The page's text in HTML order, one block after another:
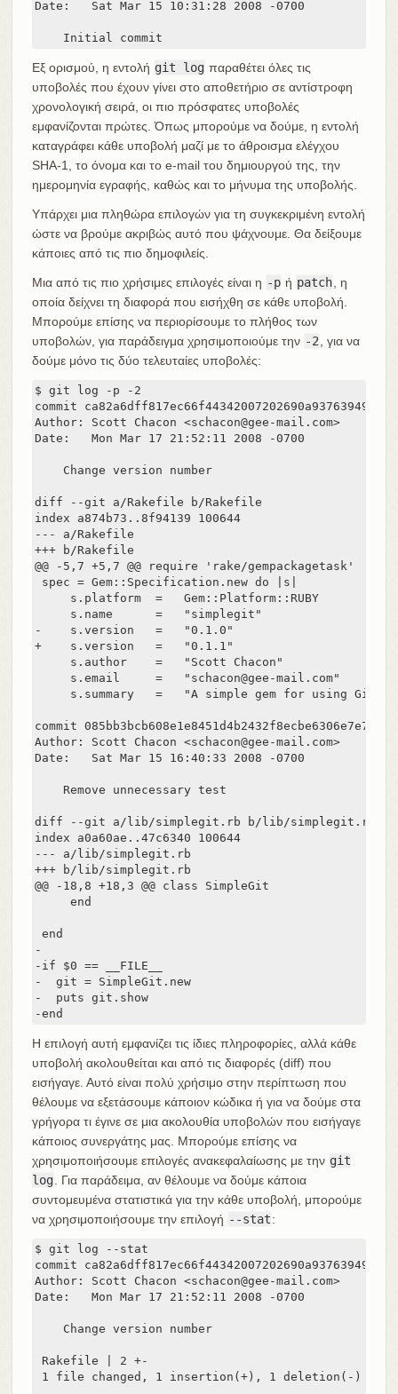
Date:   Sat Mar 15 10:31:28 2008 -0700
    Initial commit
Εξ ορισμού, η εντολή git log παραθέτει όλες τις
υποβολές που έχουν γίνει στο αποθετήριο σε αντίστροφη
χρονολογική σειρά, οι πιο πρόσφατες υποβολές
εμφανίζονται πρώτες. Όπως μπορούμε να δούμε, η εντολή
καταγράφει κάθε υποβολή μαζί με το άθροισμα ελέγχου
SHA-1, το όνομα και το e-mail του δημιουργού της, την
ημερομηνία εγραφής, καθώς και το μήνυμα της υποβολής.
Υπάρχει μια πληθώρα επιλογών για τη συγκεκριμένη εντολή
ώστε να βρούμε ακριβώς αυτό που ψάχνουμε. Θα δείξουμε
κάποιες από τις πιο δημοφιλείς.
Μια από τις πιο χρήσιμες επιλογές είναι η -p ή patch , η
οποία δείχνει τη διαφορά που εισήχθη σε κάθε υποβολή.
Μπορούμε επίσης να περιορίσουμε το πλήθος των
υποβολών, για παράδειγμα χρησιμοποιούμε την -2
, για να
δούμε μόνο τις δύο τελευταίες υποβολές:
$ git log -p -2
commit ca82a6dff817ec66f44342007202690a93763949
Author: Scott Chacon <schacon@gee-mail.com>
Date:   Mon Mar 17 21:52:11 2008 -0700
    Change version number
diff --git a/Rakefile b/Rakefile
index a874b73..8f94139 100644
--- a/Rakefile
+++ b/Rakefile
@@ -5,7 +5,7 @@ require 'rake/gempackagetask'
spec = Gem::Specification.new do |s|
     s.platform  =   Gem::Platform::RUBY
     s.name      =   "simplegit"
-    s.version   =   "0.1.0"
+    s.version   =   "0.1.1"
     s.author    =   "Scott Chacon"
     s.email     =   "schacon@gee-mail.com"
s.summary   =   "A simple gem for using Git
commit 085bb3bcb608e1e8451d4b2432f8ecbe6306e7e7
Author: Scott Chacon <schacon@gee-mail.com>
Date:   Sat Mar 15 16:40:33 2008 -0700
    Remove unnecessary test
diff --git a/lib/simplegit.rb b/lib/simplegit.rb
index a0a60ae..47c6340 100644
--- a/lib/simplegit.rb
+++ b/lib/simplegit.rb
@@ -18,8 +18,3 @@ class SimpleGit
     end
end
-
-if $0 == __FILE__
-  git = SimpleGit.new
-  puts git.show
-end
Η επιλογή αυτή εμφανίζει τις ίδιες πληροφορίες, αλλά κάθε
υποβολή ακολουθείται και από τις διαφορές (diff) που
εισήγαγε. Αυτό είναι πολύ χρήσιμο στην περίπτωση που
θέλουμε να εξετάσουμε κάποιον κώδικα ή για να δούμε στα
γρήγορα τι έγινε σε μια ακολουθία υποβολών που εισήγαγε
κάποιος συνεργάτης μας. Μπορούμε επίσης να
χρησιμοποιήσουμε επιλογές ανακεφαλαίωσης με την git
log . Για παράδειμα, αν θέλουμε να δούμε κάποια
συντομευμένα στατιστικά για την κάθε υποβολή, μπορούμε
να χρησιμοποιήσουμε την επιλογή --stat:
$ git log --stat
commit ca82a6dff817ec66f44342007202690a93763949
Author: Scott Chacon <schacon@gee-mail.com>
Date:   Mon Mar 17 21:52:11 2008 -0700
    Change version number
Rakefile | 2 +-
1 file changed, 1 insertion(+), 1 deletion(-)